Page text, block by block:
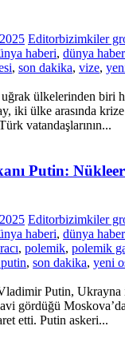
Editorbizimkiler
haberi, dünya
, son dakika, vize,
ülkelerinden biri
iki ülke arasında
vatandaşlarının...
Putin: Nükleer
Editorbizimkiler
haberi, dünya
, polemik, polemik
, son dakika, yeni
Putin, Ukrayna
gördüğü
etti. Putin askeri...